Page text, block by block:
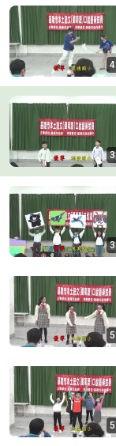
無名指長過
這「3段緣
正能量#人生
量
易經開運堂 •
王菲登門開
摑天後，狄
了！」 #王
小娛吃瓜局
New 85K